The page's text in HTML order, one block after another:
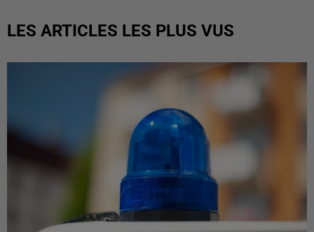
LES ARTICLES LES PLUS VUS